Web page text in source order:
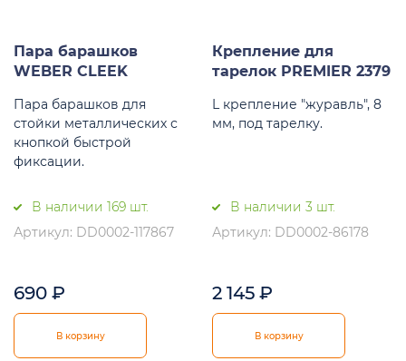
Пара барашков
WEBER CLEEK
Пара барашков для
стойки металлических с
кнопкой быстрой
фиксации.
В наличии 169 шт.
Артикул: DD0002-117867
690 ₽
В корзину
Крепление для
тарелок PREMIER 2379
L крепление "журавль", 8
мм, под тарелку.
В наличии 3 шт.
Артикул: DD0002-86178
2 145 ₽
В корзину